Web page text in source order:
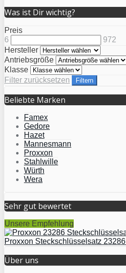
Was ist Dir wichtig?
Preis
6
972
Hersteller
Antriebsgröße
Klasse
Filter zurücksetzen
Filtern
Beliebte Marken
Famex
Gedore
Hazet
Mannesmann
Proxxon
Stahlwille
Würth
Wera
Sehr gut bewertet
Unsere Empfehlung
Proxxon Steckschlüsselsatz 23286
Über uns